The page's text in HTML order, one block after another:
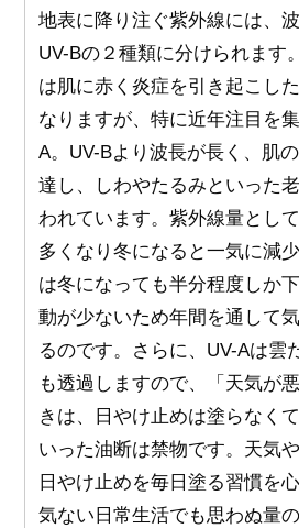
地表に降り注ぐ紫外線には、
UV-Bの２種類に分けられます
は肌に赤く炎症を引き起こし
なりますが、特に近年注目を
A。UV-Bより波長が長く、肌
達し、しわやたるみといった
われています。紫外線量とし
多くなり冬になると一気に減
は冬になっても半分程度しか
動が少ないため年間を通して
るのです。さらに、UV-Aは雲
も透過しますので、「天気が
きは、日やけ止めは塗らなく
いった油断は禁物です。天気
日やけ止めを毎日塗る習慣を
気ない日常生活でも思わぬ量